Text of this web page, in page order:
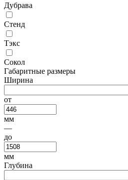
Дубрава
Стенд
Тэкс
Сокол
Габаритные размеры
Ширина
от
мм
—
до
мм
Глубина